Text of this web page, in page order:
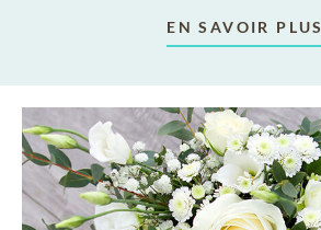
EN SAVOIR PLUS